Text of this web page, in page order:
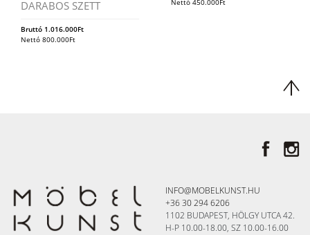
DARABOS SZETT
Bruttó 1.016.000Ft
Nettó 800.000Ft
Nettó450.000Ft
INFO@MOBELKUNST.HU
+36 30 294 6206
1102 BUDAPEST, HÖLGY UTCA 42.
H-P 10.00-18.00, SZ 10.00-16.00